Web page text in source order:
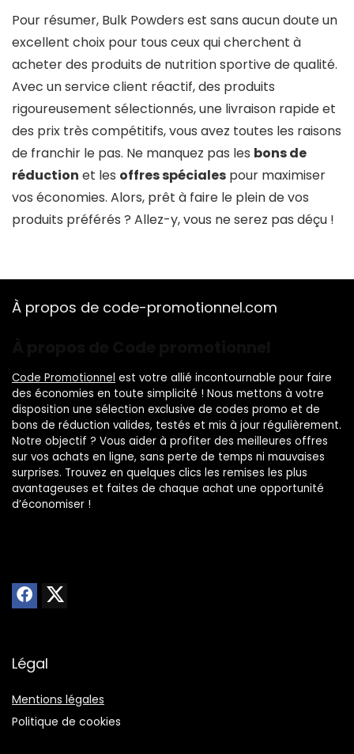
Pour résumer, Bulk Powders est sans aucun doute un
excellent choix pour tous ceux qui cherchent à
acheter des produits de nutrition sportive de qualité.
Avec un service client réactif, des produits
rigoureusement sélectionnés, une livraison rapide et
des prix très compétitifs, vous avez toutes les raisons
de franchir le pas. Ne manquez pas les bons de
réduction et les offres spéciales pour maximiser
vos économies. Alors, prêt à faire le plein de vos
produits préférés ? Allez-y, vous ne serez pas déçu !
À propos de code-promotionnel.com
Code Promotionnel est votre allié incontournable pour faire
des économies en toute simplicité ! Nous mettons à votre
disposition une sélection exclusive de codes promo et de
bons de réduction valides, testés et mis à jour régulièrement.
Notre objectif ? Vous aider à profiter des meilleures offres
sur vos achats en ligne, sans perte de temps ni mauvaises
surprises. Trouvez en quelques clics les remises les plus
avantageuses et faites de chaque achat une opportunité
d’économiser !
Légal
Mentions légales
Politique de cookies